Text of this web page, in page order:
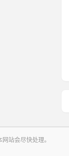
站会尽快处理。